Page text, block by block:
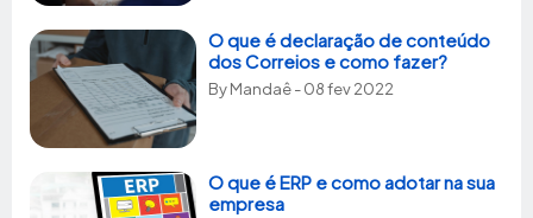
O que é declaração de conteúdo
dos Correios e como fazer?
ByMandaê- 08 fev 2022
O que é ERP e como adotar na sua
empresa